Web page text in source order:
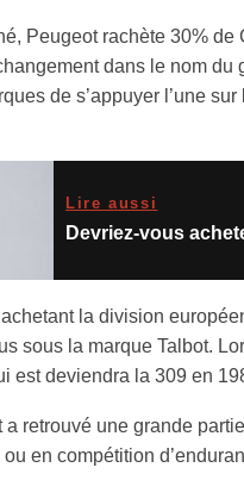
Peugeot rachète 30%
dans le nom
de s’appuyer l’une
Lire aussi
Devriez-vous
la division
sous la marque Talbot.
est deviendra la 309 en
retrouvé une grande
en compétition